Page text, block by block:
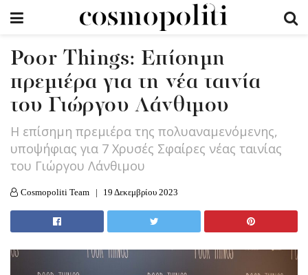
Poor Things: Επίσημη
πρεμιέρα για τη νέα ταινία
του Γιώργου Λάνθιμου
Η επίσημη πρεμιέρα της πολυαναμενόμενης,
υποψήφιας για 7 Χρυσές Σφαίρες νέας ταινίας
του Γιώργου Λάνθιμου
Cosmopoliti Team 19 Δεκεμβρίου 2023